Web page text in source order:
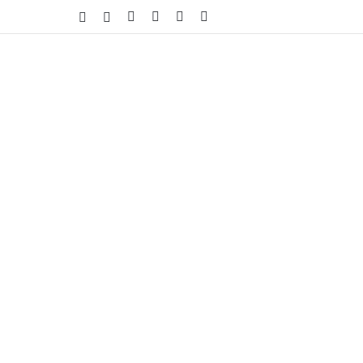
فيسبوك لينكدإنانستقرامتسجيل الدخول